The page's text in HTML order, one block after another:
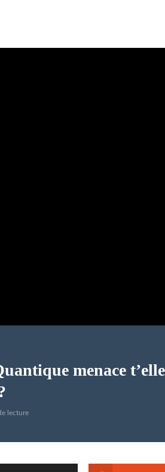
menace
lecture